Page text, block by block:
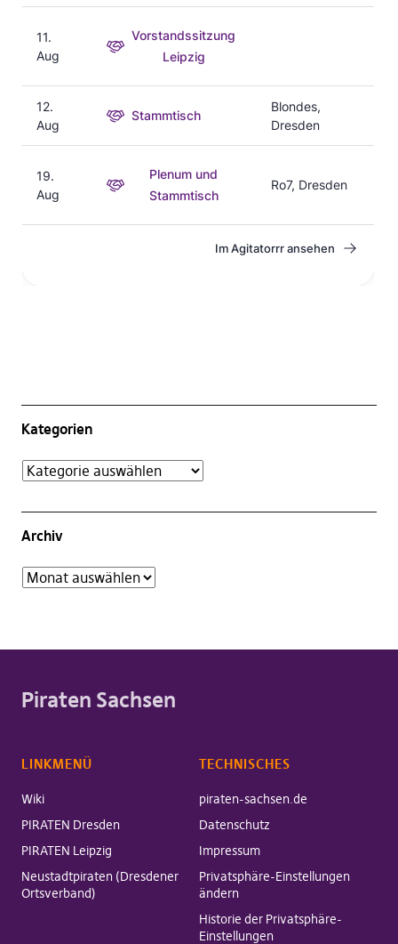
Kategorien
Archiv
Piraten Sachsen
LINKMENÜ
Wiki
PIRATEN Dresden
PIRATEN Leipzig
Neustadtpiraten (Dresdener
Ortsverband)
TECHNISCHES
piraten-sachsen.de
Datenschutz
Impressum
Privatsphäre-Einstellungen
ändern
Historie der Privatsphäre-
Einstellungen